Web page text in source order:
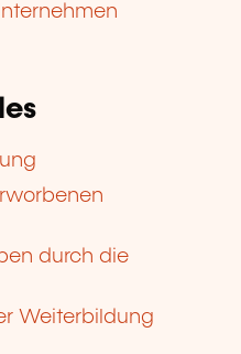
durch die
Weiterbildung